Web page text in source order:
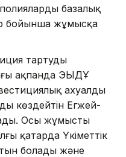
базалық
бойынша жұмысқа
тартуды
ақпанда ЭЫДҰ
ахуалды
көздейтін Егжей-
Осы жұмысты
қаңтарда Үкіметтік
болады және